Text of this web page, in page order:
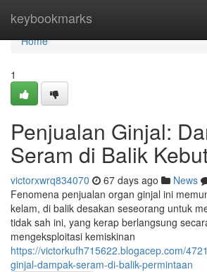
keybookmarks
Home
Home
1
Penjualan Ginjal:
Seram di Balik
victorxwrq834070 67 days ago News
Fenomena penjualan organ ginjal ini
kelam, di balik desakan seseorang untuk
tidak sah ini, yang kerap berlangsung
mengeksploitasi kemiskinan
https://victorkufh715622.blogacep.com/
ginjal-dampak-seram-di-balik-permintaan